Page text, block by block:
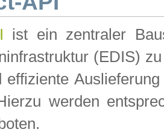
ist ein zentraler
(EDIS)
effiziente
werden